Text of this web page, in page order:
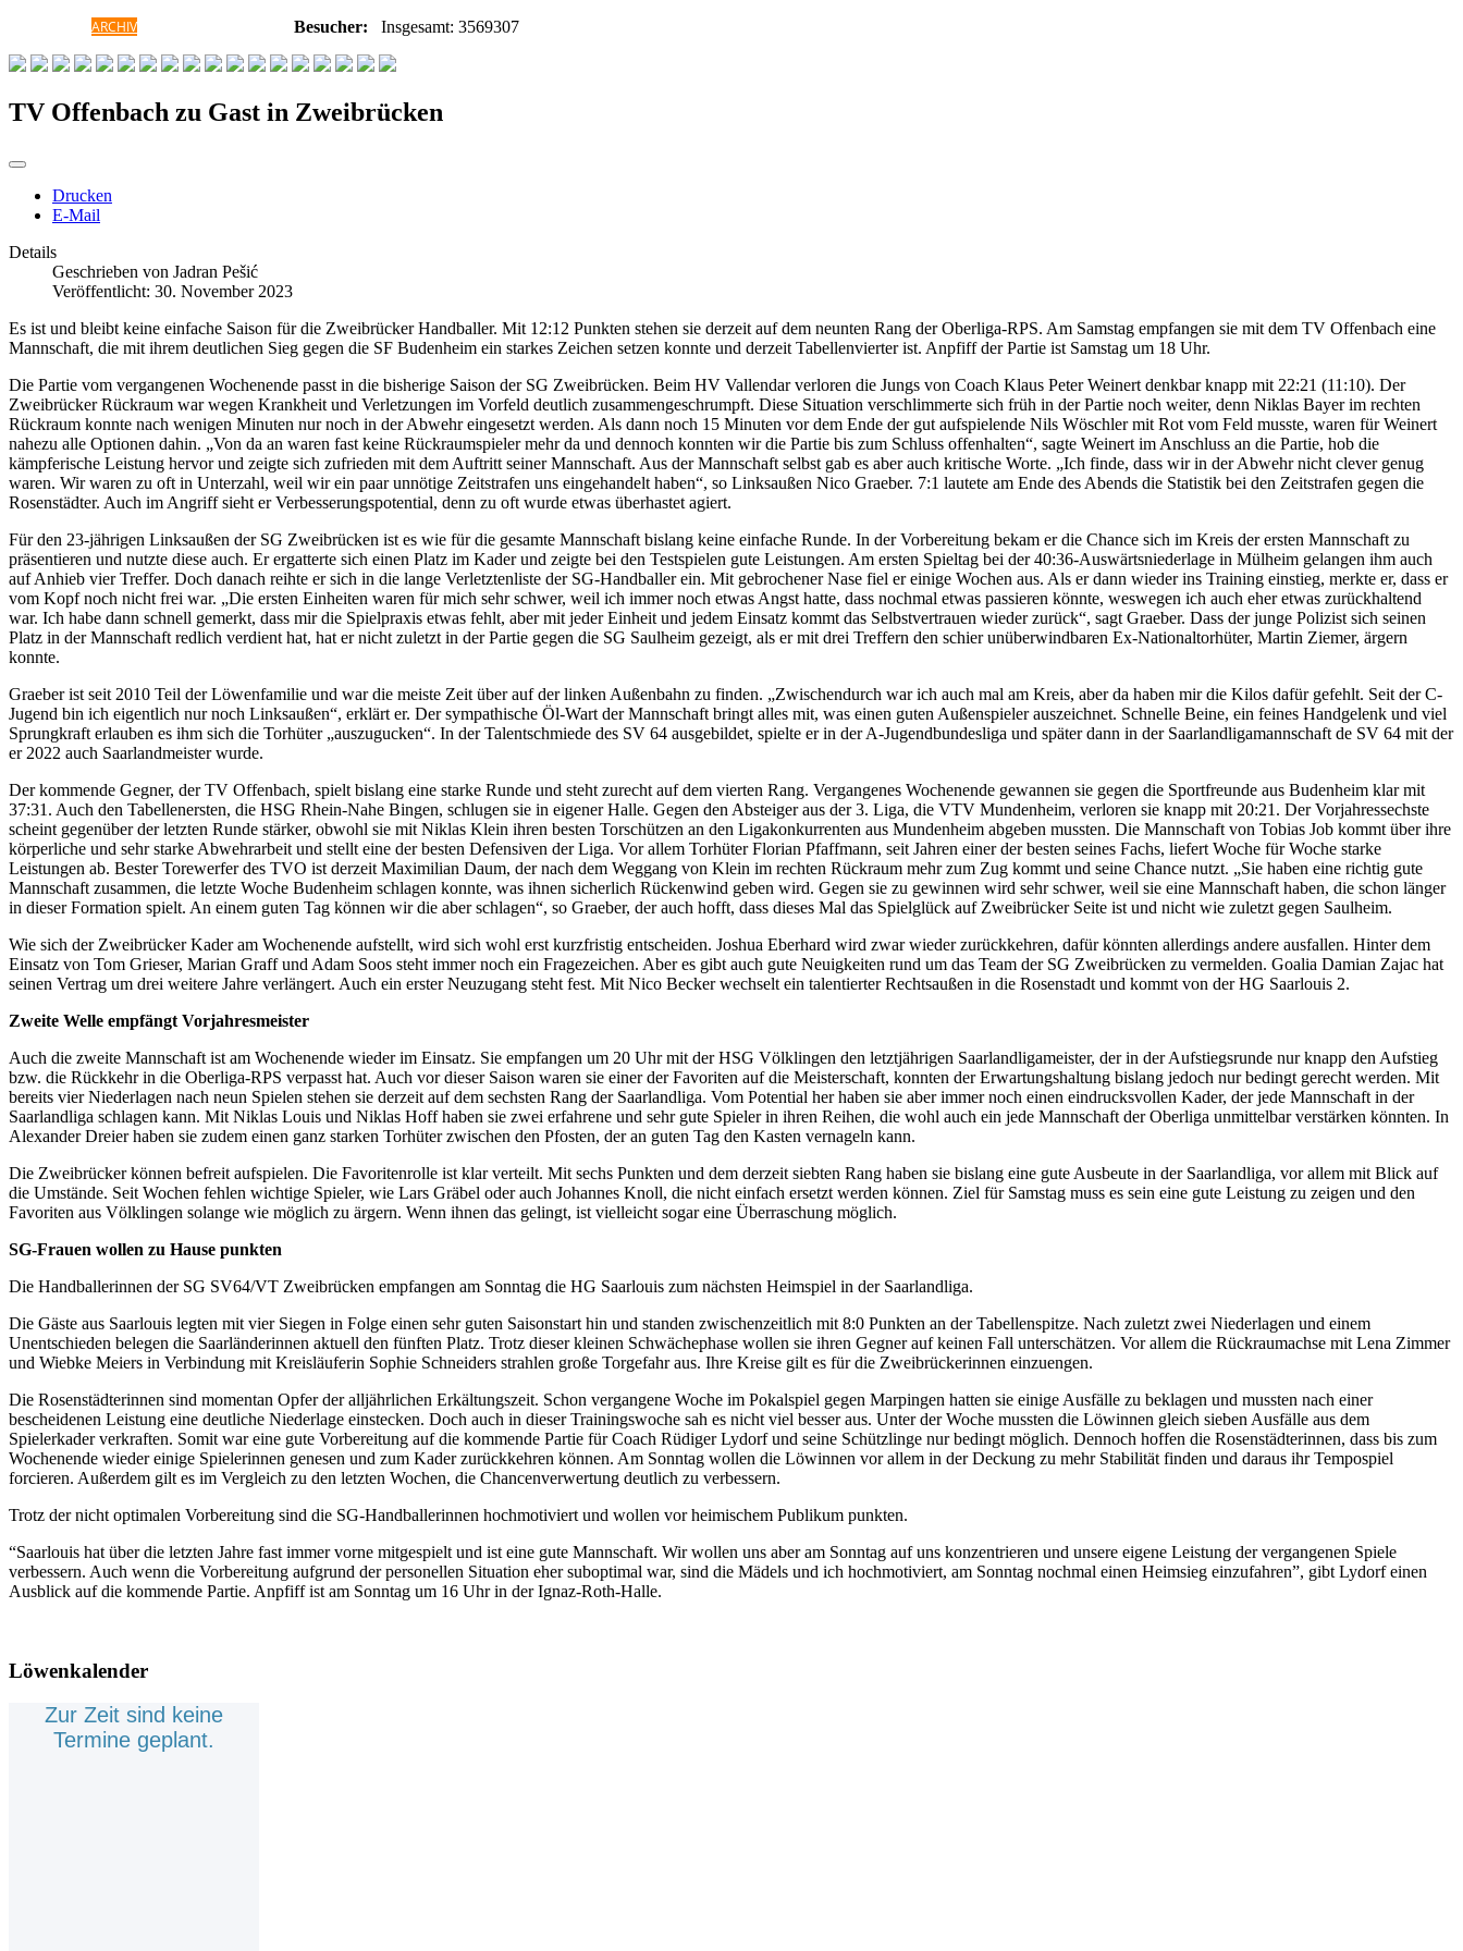
ARCHIV Besucher: Insgesamt: 3569307
TV Offenbach zu Gast in Zweibrücken
Drucken
E-Mail
Details
Geschrieben von Jadran Pešić
Veröffentlicht: 30. November 2023
Es ist und bleibt keine einfache Saison für die Zweibrücker Handballer. Mit 12:12 Punkten stehen sie derzeit auf dem neunten Rang der Oberliga-RPS. Am Samstag empfangen sie mit dem TV Offenbach eine
Mannschaft, die mit ihrem deutlichen Sieg gegen die SF Budenheim ein starkes Zeichen setzen konnte und derzeit Tabellenvierter ist. Anpfiff der Partie ist Samstag um 18 Uhr.
Die Partie vom vergangenen Wochenende passt in die bisherige Saison der SG Zweibrücken. Beim HV Vallendar verloren die Jungs von Coach Klaus Peter Weinert denkbar knapp mit 22:21 (11:10). Der
Zweibrücker Rückraum war wegen Krankheit und Verletzungen im Vorfeld deutlich zusammengeschrumpft. Diese Situation verschlimmerte sich früh in der Partie noch weiter, denn Niklas Bayer im rechten
Rückraum konnte nach wenigen Minuten nur noch in der Abwehr eingesetzt werden. Als dann noch 15 Minuten vor dem Ende der gut aufspielende Nils Wöschler mit Rot vom Feld musste, waren für Weinert
nahezu alle Optionen dahin. „Von da an waren fast keine Rückraumspieler mehr da und dennoch konnten wir die Partie bis zum Schluss offenhalten“, sagte Weinert im Anschluss an die Partie, hob die
kämpferische Leistung hervor und zeigte sich zufrieden mit dem Auftritt seiner Mannschaft. Aus der Mannschaft selbst gab es aber auch kritische Worte. „Ich finde, dass wir in der Abwehr nicht clever genug
waren. Wir waren zu oft in Unterzahl, weil wir ein paar unnötige Zeitstrafen uns eingehandelt haben“, so Linksaußen Nico Graeber. 7:1 lautete am Ende des Abends die Statistik bei den Zeitstrafen gegen die
Rosenstädter. Auch im Angriff sieht er Verbesserungspotential, denn zu oft wurde etwas überhastet agiert.
Für den 23-jährigen Linksaußen der SG Zweibrücken ist es wie für die gesamte Mannschaft bislang keine einfache Runde. In der Vorbereitung bekam er die Chance sich im Kreis der ersten Mannschaft zu
präsentieren und nutzte diese auch. Er ergatterte sich einen Platz im Kader und zeigte bei den Testspielen gute Leistungen. Am ersten Spieltag bei der 40:36-Auswärtsniederlage in Mülheim gelangen ihm auch
auf Anhieb vier Treffer. Doch danach reihte er sich in die lange Verletztenliste der SG-Handballer ein. Mit gebrochener Nase fiel er einige Wochen aus. Als er dann wieder ins Training einstieg, merkte er, dass er
vom Kopf noch nicht frei war. „Die ersten Einheiten waren für mich sehr schwer, weil ich immer noch etwas Angst hatte, dass nochmal etwas passieren könnte, weswegen ich auch eher etwas zurückhaltend
war. Ich habe dann schnell gemerkt, dass mir die Spielpraxis etwas fehlt, aber mit jeder Einheit und jedem Einsatz kommt das Selbstvertrauen wieder zurück“, sagt Graeber. Dass der junge Polizist sich seinen
Platz in der Mannschaft redlich verdient hat, hat er nicht zuletzt in der Partie gegen die SG Saulheim gezeigt, als er mit drei Treffern den schier unüberwindbaren Ex-Nationaltorhüter, Martin Ziemer, ärgern
konnte.
Graeber ist seit 2010 Teil der Löwenfamilie und war die meiste Zeit über auf der linken Außenbahn zu finden. „Zwischendurch war ich auch mal am Kreis, aber da haben mir die Kilos dafür gefehlt. Seit der C-
Jugend bin ich eigentlich nur noch Linksaußen“, erklärt er. Der sympathische Öl-Wart der Mannschaft bringt alles mit, was einen guten Außenspieler auszeichnet. Schnelle Beine, ein feines Handgelenk und viel
Sprungkraft erlauben es ihm sich die Torhüter „auszugucken“. In der Talentschmiede des SV 64 ausgebildet, spielte er in der A-Jugendbundesliga und später dann in der Saarlandligamannschaft de SV 64 mit der
er 2022 auch Saarlandmeister wurde.
Der kommende Gegner, der TV Offenbach, spielt bislang eine starke Runde und steht zurecht auf dem vierten Rang. Vergangenes Wochenende gewannen sie gegen die Sportfreunde aus Budenheim klar mit
37:31. Auch den Tabellenersten, die HSG Rhein-Nahe Bingen, schlugen sie in eigener Halle. Gegen den Absteiger aus der 3. Liga, die VTV Mundenheim, verloren sie knapp mit 20:21. Der Vorjahressechste
scheint gegenüber der letzten Runde stärker, obwohl sie mit Niklas Klein ihren besten Torschützen an den Ligakonkurrenten aus Mundenheim abgeben mussten. Die Mannschaft von Tobias Job kommt über ihre
körperliche und sehr starke Abwehrarbeit und stellt eine der besten Defensiven der Liga. Vor allem Torhüter Florian Pfaffmann, seit Jahren einer der besten seines Fachs, liefert Woche für Woche starke
Leistungen ab. Bester Torewerfer des TVO ist derzeit Maximilian Daum, der nach dem Weggang von Klein im rechten Rückraum mehr zum Zug kommt und seine Chance nutzt. „Sie haben eine richtig gute
Mannschaft zusammen, die letzte Woche Budenheim schlagen konnte, was ihnen sicherlich Rückenwind geben wird. Gegen sie zu gewinnen wird sehr schwer, weil sie eine Mannschaft haben, die schon länger
in dieser Formation spielt. An einem guten Tag können wir die aber schlagen“, so Graeber, der auch hofft, dass dieses Mal das Spielglück auf Zweibrücker Seite ist und nicht wie zuletzt gegen Saulheim.
Wie sich der Zweibrücker Kader am Wochenende aufstellt, wird sich wohl erst kurzfristig entscheiden. Joshua Eberhard wird zwar wieder zurückkehren, dafür könnten allerdings andere ausfallen. Hinter dem
Einsatz von Tom Grieser, Marian Graff und Adam Soos steht immer noch ein Fragezeichen. Aber es gibt auch gute Neuigkeiten rund um das Team der SG Zweibrücken zu vermelden. Goalia Damian Zajac hat
seinen Vertrag um drei weitere Jahre verlängert. Auch ein erster Neuzugang steht fest. Mit Nico Becker wechselt ein talentierter Rechtsaußen in die Rosenstadt und kommt von der HG Saarlouis 2.
Zweite Welle empfängt Vorjahresmeister
Auch die zweite Mannschaft ist am Wochenende wieder im Einsatz. Sie empfangen um 20 Uhr mit der HSG Völklingen den letztjährigen Saarlandligameister, der in der Aufstiegsrunde nur knapp den Aufstieg
bzw. die Rückkehr in die Oberliga-RPS verpasst hat. Auch vor dieser Saison waren sie einer der Favoriten auf die Meisterschaft, konnten der Erwartungshaltung bislang jedoch nur bedingt gerecht werden. Mit
bereits vier Niederlagen nach neun Spielen stehen sie derzeit auf dem sechsten Rang der Saarlandliga. Vom Potential her haben sie aber immer noch einen eindrucksvollen Kader, der jede Mannschaft in der
Saarlandliga schlagen kann. Mit Niklas Louis und Niklas Hoff haben sie zwei erfahrene und sehr gute Spieler in ihren Reihen, die wohl auch ein jede Mannschaft der Oberliga unmittelbar verstärken könnten. In
Alexander Dreier haben sie zudem einen ganz starken Torhüter zwischen den Pfosten, der an guten Tag den Kasten vernageln kann.
Die Zweibrücker können befreit aufspielen. Die Favoritenrolle ist klar verteilt. Mit sechs Punkten und dem derzeit siebten Rang haben sie bislang eine gute Ausbeute in der Saarlandliga, vor allem mit Blick auf
die Umstände. Seit Wochen fehlen wichtige Spieler, wie Lars Gräbel oder auch Johannes Knoll, die nicht einfach ersetzt werden können. Ziel für Samstag muss es sein eine gute Leistung zu zeigen und den
Favoriten aus Völklingen solange wie möglich zu ärgern. Wenn ihnen das gelingt, ist vielleicht sogar eine Überraschung möglich.
SG-Frauen wollen zu Hause punkten
Die Handballerinnen der SG SV64/VT Zweibrücken empfangen am Sonntag die HG Saarlouis zum nächsten Heimspiel in der Saarlandliga.
Die Gäste aus Saarlouis legten mit vier Siegen in Folge einen sehr guten Saisonstart hin und standen zwischenzeitlich mit 8:0 Punkten an der Tabellenspitze. Nach zuletzt zwei Niederlagen und einem
Unentschieden belegen die Saarländerinnen aktuell den fünften Platz. Trotz dieser kleinen Schwächephase wollen sie ihren Gegner auf keinen Fall unterschätzen. Vor allem die Rückraumachse mit Lena Zimmer
und Wiebke Meiers in Verbindung mit Kreisläuferin Sophie Schneiders strahlen große Torgefahr aus. Ihre Kreise gilt es für die Zweibrückerinnen einzuengen.
Die Rosenstädterinnen sind momentan Opfer der alljährlichen Erkältungszeit. Schon vergangene Woche im Pokalspiel gegen Marpingen hatten sie einige Ausfälle zu beklagen und mussten nach einer
bescheidenen Leistung eine deutliche Niederlage einstecken. Doch auch in dieser Trainingswoche sah es nicht viel besser aus. Unter der Woche mussten die Löwinnen gleich sieben Ausfälle aus dem
Spielerkader verkraften. Somit war eine gute Vorbereitung auf die kommende Partie für Coach Rüdiger Lydorf und seine Schützlinge nur bedingt möglich. Dennoch hoffen die Rosenstädterinnen, dass bis zum
Wochenende wieder einige Spielerinnen genesen und zum Kader zurückkehren können. Am Sonntag wollen die Löwinnen vor allem in der Deckung zu mehr Stabilität finden und daraus ihr Tempospiel
forcieren. Außerdem gilt es im Vergleich zu den letzten Wochen, die Chancenverwertung deutlich zu verbessern.
Trotz der nicht optimalen Vorbereitung sind die SG-Handballerinnen hochmotiviert und wollen vor heimischem Publikum punkten.
“Saarlouis hat über die letzten Jahre fast immer vorne mitgespielt und ist eine gute Mannschaft. Wir wollen uns aber am Sonntag auf uns konzentrieren und unsere eigene Leistung der vergangenen Spiele
verbessern. Auch wenn die Vorbereitung aufgrund der personellen Situation eher suboptimal war, sind die Mädels und ich hochmotiviert, am Sonntag nochmal einen Heimsieg einzufahren”, gibt Lydorf einen
Ausblick auf die kommende Partie. Anpfiff ist am Sonntag um 16 Uhr in der Ignaz-Roth-Halle.
Löwenkalender